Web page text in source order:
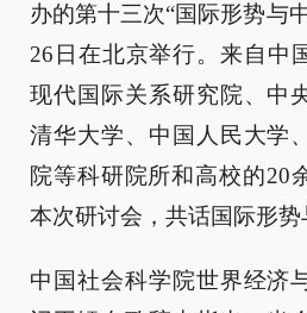
办的第十三次“国际形势与
26日在北京举行。来自中
现代国际关系研究院、中
清华大学、中国人民大学
院等科研院所和高校的20
本次研讨会，共话国际形势
中国社会科学院世界经济